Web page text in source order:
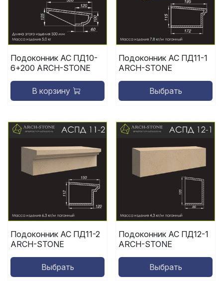
Подоконник АС ПД10-
6+200 ARCH-STONE
В корзину
Подоконник АС ПД11-1
ARCH-STONE
Выбрать
Подоконник АС ПД11-2
ARCH-STONE
Выбрать
Подоконник АС ПД12-1
ARCH-STONE
Выбрать